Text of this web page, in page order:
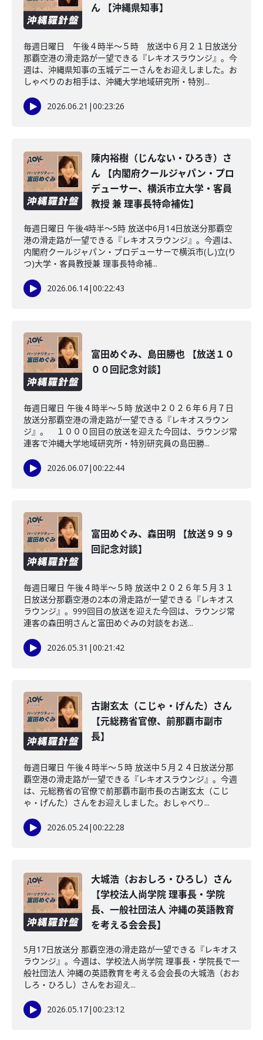
ん 【沖縄県知事】
毎週日曜日 午後４時半～５時 放送中６月２１日放送分
那覇空港の滑走路が一望できる『レキオスラウンジ』。今
週は、沖縄県知事の玉城デニーさんをお迎えしました。お
しゃべりのお相手は、沖縄大学地域研究所・特別...
2026.06.21 |00:23:26
陳内裕樹（じんない・ひろき）さ
ん 【内閣府クールジャパン・プロ
デューサー、横浜市立大学・客員
教授 兼 理事長特命補佐】
毎週日曜日 午後4時半～5時 放送中6月14日放送分那覇空
港の滑走路が一望できる『レキオスラウンジ』。今週は、
内閣府クールジャパン・プロデューサーで横浜市(し)立(り
つ)大学・客員教授兼 理事長特命補...
2026.06.14|00:22:43
富田めぐみ、島田勝也 【放送１０
００回記念対談】
毎週日曜日 午後４時半～５時 放送中２０２６年６月７日
放送分那覇空港の滑走路が一望できる『レキオスラウン
ジ』。 １０００回目の放送を迎えた今回は、ラウンジ常
連客で沖縄大学地域研究所・特別研究員の島田勝...
2026.06.07|00:22:44
富田めぐみ、森田明 【放送９９９
回記念対談】
毎週日曜日 午後４時半～５時 放送中２０２６年５月３１
日放送分那覇空港の2本の滑走路が一望できる『レキオス
ラウンジ』。999回目の放送を迎えた今回は、ラウンジ常
連客の森田明さんと富田めぐみの対談をお送...
2026.05.31 |00:21:42
古謝玄太（こじゃ・げんた）さん
【元総務省官僚、前那覇市副市
長】
毎週日曜日 午後４時半～５時 放送中５月２４日放送分那
覇空港の滑走路が一望できる『レキオスラウンジ』。今週
は、元総務省の官僚で前那覇市副市長の古謝玄太（こじ
ゃ・げんた）さんをお迎えしました。おしゃべり...
2026.05.24|00:22:28
大城浩（おおしろ・ひろし）さん
【学校法人尚学院 理事長・学院
長、一般社団法人 沖縄の英語教育
を考える会会長】
5月17日放送分 那覇空港の滑走路が一望できる『レキオス
ラウンジ』。今週は、学校法人尚学院 理事長・学院長で一
般社団法人 沖縄の英語教育を考える会会長の大城浩（おお
しろ・ひろし）さんをお迎え...
2026.05.17|00:23:12